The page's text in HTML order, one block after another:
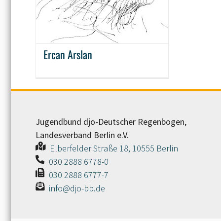
Ercan Arslan
Jugendbund djo-Deutscher Regenbogen,
Landesverband Berlin e.V.
Elberfelder Straße 18, 10555 Berlin
030 2888 6778-0
030 2888 6777-7
info@djo-bb.de